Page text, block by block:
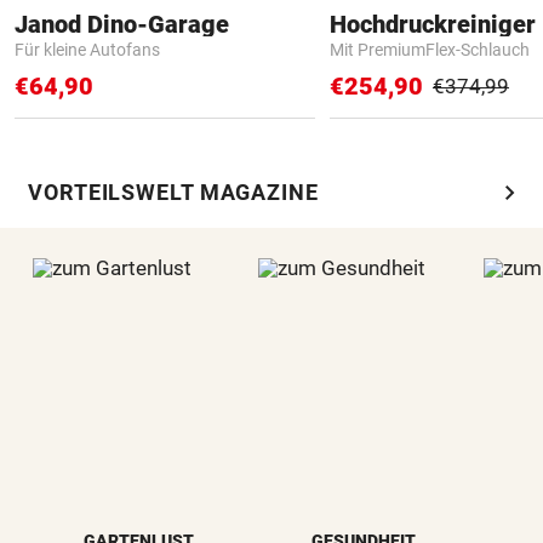
Janod Dino-Garage
Für kleine Autofans
€64,90
Hochdruckreiniger
Mit PremiumFlex-Schlauch
€254,90 €374,99
VORTEILSWELT MAGAZINE chevron_right